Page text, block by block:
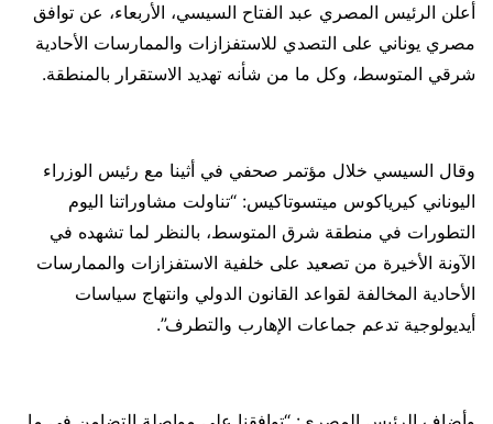
أعلن الرئيس المصري عبد الفتاح السيسي، الأربعاء، عن توافق
مصري يوناني على التصدي للاستفزازات والممارسات الأحادية
شرقي المتوسط، وكل ما من شأنه تهديد الاستقرار بالمنطقة.
وقال السيسي خلال مؤتمر صحفي في أثينا مع رئيس الوزراء
اليوناني كيرياكوس ميتسوتاكيس: “تناولت مشاوراتنا اليوم
التطورات في منطقة شرق المتوسط، بالنظر لما تشهده في
الآونة الأخيرة من تصعيد على خلفية الاستفزازات والممارسات
الأحادية المخالفة لقواعد القانون الدولي وانتهاج سياسات
أيديولوجية تدعم جماعات الإهارب والتطرف”.